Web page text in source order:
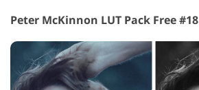
Peter McKinnon LUT Pack Free